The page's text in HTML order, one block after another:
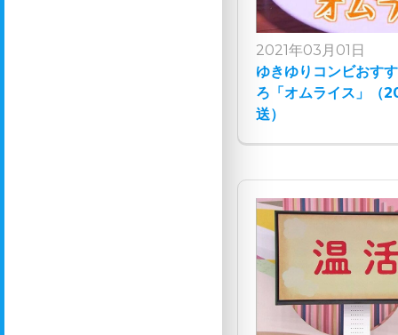
2021年03月01日
ゆきゆりコンビおす
ろ「オムライス」（
送）